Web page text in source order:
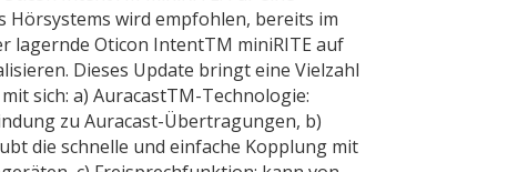
Hörsystems wird empfohlen, bereits im
lagernde Oticon IntentTM miniRITE auf
Dieses Update bringt eine Vielzahl
sich: a) AuracastTM-Technologie:
zu Auracast-Übertragungen, b)
die schnelle und einfache Kopplung mit